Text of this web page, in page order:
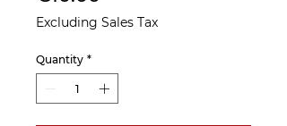
Excluding Sales Tax
Quantity *